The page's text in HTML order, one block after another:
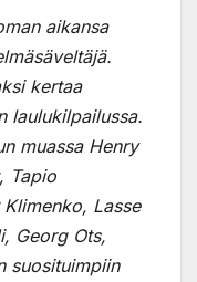
aikansa
kertaa
laulukilpailussa.
muassa Henry
Tapio
Lasse
Georg Ots,
suosituimpiin